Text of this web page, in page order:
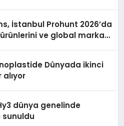
İstanbul Prohunt 2026’da
ve global marka
Dünyada ikinci
alıyor
dünya genelinde
sunuldu